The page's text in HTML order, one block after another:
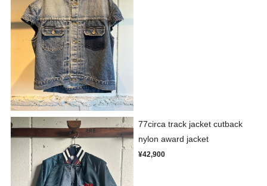
77circa track jacket cutback
nylon award jacket
¥42,900